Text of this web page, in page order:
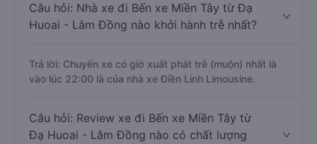
Câu hỏi: Nhà xe đi Bến xe Miền Tây từ Đạ
Huoai - Lâm Đồng nào khởi hành trễ nhất?
Trả lời: Chuyến xe có giờ xuất phát trễ (muộn) nhất là
vào lúc 22:00 là của nhà xe Điền Linh Limousine.
Câu hỏi: Review xe đi Bến xe Miền Tây từ
Đạ Huoai - Lâm Đồng nào có chất lượng